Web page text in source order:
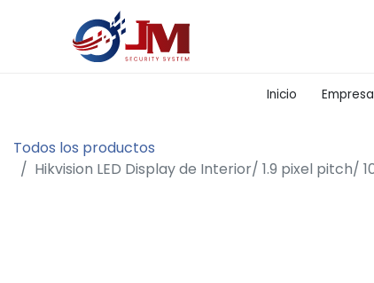
Inicio Empresa
Todos los productos
Hikvision LED Display de Interior/ 1.9 pixel pitch/